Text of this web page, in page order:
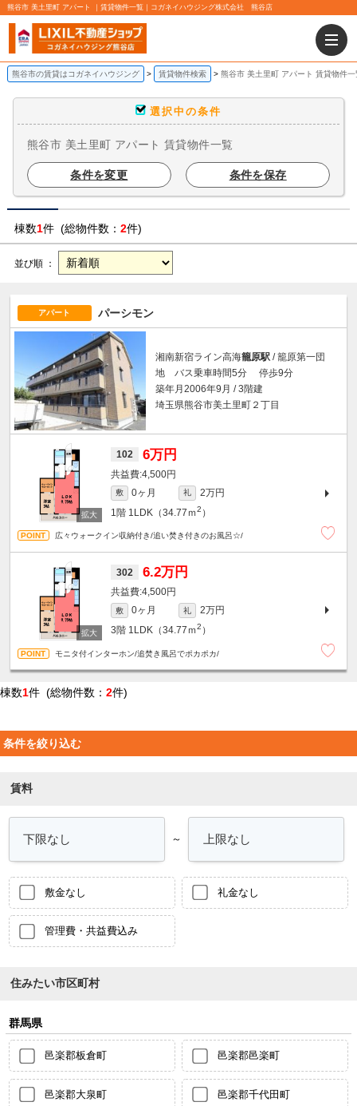
熊谷市 美土里町 アパート ｜賃貸物件一覧｜コガネイハウジング株式会社 熊谷店
熊谷市の賃貸はコガネイハウジング 賃貸物件検索 熊谷市 美土里町 アパート 賃貸物件一
選択中の条件
熊谷市 美土里町 アパート 賃貸物件一覧
条件を変更 条件を保存
棟数1件 (総物件数： 2件)
並び順 ：
アパート パーシモン
湘南新宿ライン高海籠原駅 / 籠原第一団
地 バス乗車時間5分 停歩9分
築年月2006年9月 / 3階建
埼玉県熊谷市美土里町２丁目
102 6万円
4,500円
敷 0ヶ月 礼
2万円
1階 1LDK（34.77ｍ2 ）
広々ウォークイン収納付き/追い焚き付きのお風呂☆/
302 6.2万円
4,500円
敷 0ヶ月 礼
2万円
3階 1LDK（34.77ｍ2 ）
モニタ付インターホン/追焚き風呂でポカポカ/
棟数1件 (総物件数： 2件)
条件を絞り込む
賃料
～
敷金なし 礼金なし
管理費・共益費込み
住みたい市区町村
群馬県
邑楽郡板倉町 邑楽郡邑楽町
邑楽郡大泉町 邑楽郡千代田町